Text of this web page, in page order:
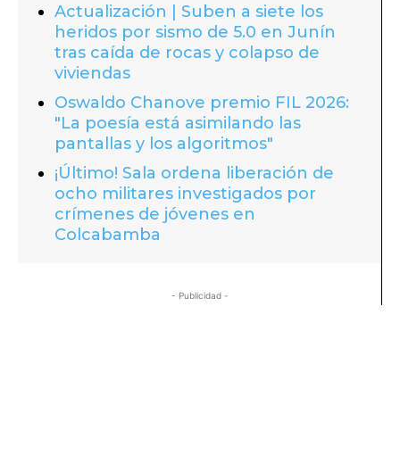
Actualización | Suben a siete los
heridos por sismo de 5.0 en Junín
tras caída de rocas y colapso de
viviendas
Oswaldo Chanove premio FIL 2026:
"La poesía está asimilando las
pantallas y los algoritmos"
¡Último! Sala ordena liberación de
ocho militares investigados por
crímenes de jóvenes en
Colcabamba
- Publicidad -